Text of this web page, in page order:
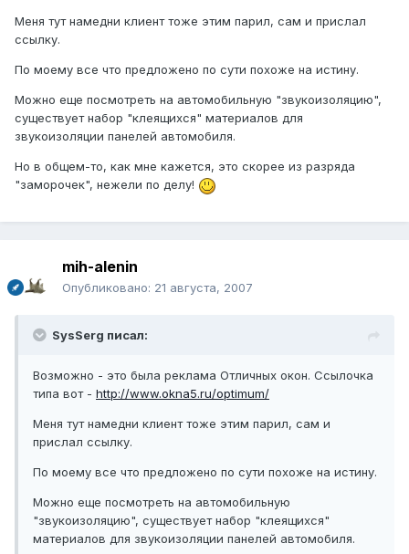
Меня тут намедни клиент тоже этим парил, сам и прислал
ссылку.
По моему все что предложено по сути похоже на истину.
Можно еще посмотреть на автомобильную "звукоизоляцию",
существует набор "клеящихся" материалов для
звукоизоляции панелей автомобиля.
Но в общем-то, как мне кажется, это скорее из разряда
"заморочек", нежели по делу!
mih-alenin
Опубликовано: 21 августа, 2007
SysSerg писал:
Возможно - это была реклама Отличных окон. Ссылочка
типа вот - http://www.okna5.ru/optimum/
Меня тут намедни клиент тоже этим парил, сам и
прислал ссылку.
По моему все что предложено по сути похоже на истину.
Можно еще посмотреть на автомобильную
"звукоизоляцию", существует набор "клеящихся"
материалов для звукоизоляции панелей автомобиля.